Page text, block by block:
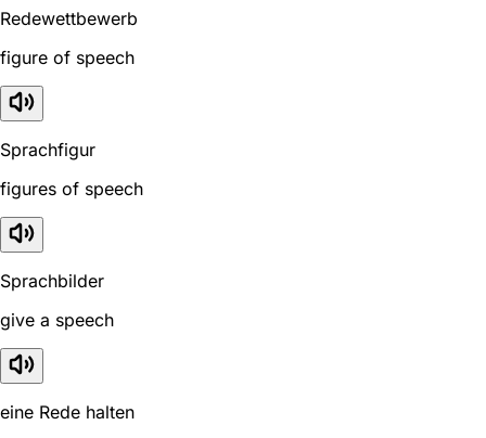
Redewettbewerb
figure of speech
Sprachfigur
figures of speech
Sprachbilder
give a speech
eine Rede halten